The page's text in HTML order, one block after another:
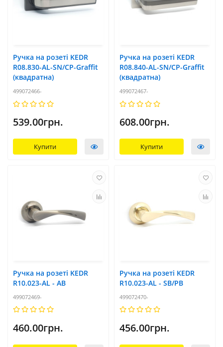
Ручка на розеті KEDR
R08.830-AL-SN/CP-Graffit
(квадратна)
499072466-
539.00грн.
Купити
Ручка на розеті KEDR
R08.840-AL-SN/CP-Graffit
(квадратна)
499072467-
608.00грн.
Купити
Ручка на розеті KEDR
R10.023-AL - AB
499072469-
460.00грн.
Ручка на розеті KEDR
R10.023-AL - SB/PB
499072470-
456.00грн.